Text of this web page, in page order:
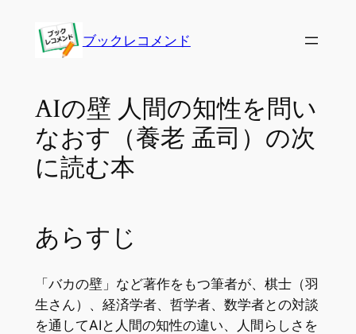
ブックレコメンド
AIの壁 人間の知性を問い
なおす（養老 孟司）の次
に読む本
あらすじ
「バカの壁」など著作をもつ筆者が、棋士（羽
生さん）、経済学者、哲学者、数学者との対談
を通してAIと人間の知性の違い、人間らしさを